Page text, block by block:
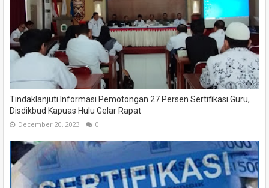
Tindaklanjuti Informasi Pemotongan 27 Persen Sertifikasi Guru,
Disdikbud Kapuas Hulu Gelar Rapat
December 20, 2023 0